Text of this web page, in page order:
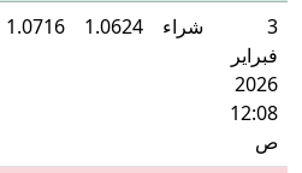
3
فبراير
2026
12:08
ص
شراء 1.0624
1.0716